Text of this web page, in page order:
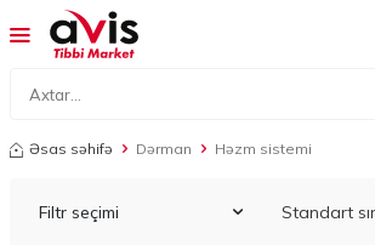
Əsas səhifə Dərman Həzm sistemi
Filtr seçimi